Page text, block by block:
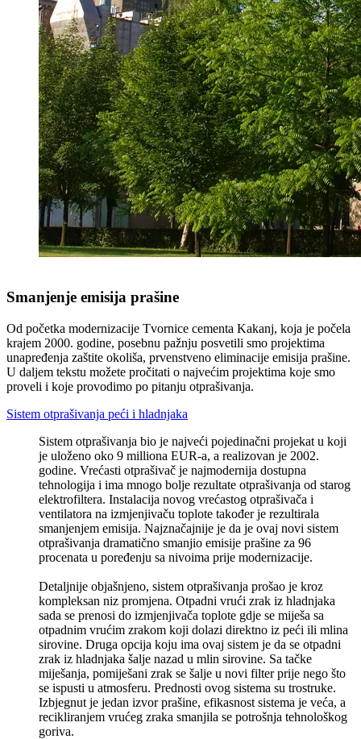
Smanjenje emisija prašine
Od početka modernizacije Tvornice cementa Kakanj, koja je počela
krajem 2000. godine, posebnu pažnju posvetili smo projektima
unapređenja zaštite okoliša, prvenstveno eliminacije emisija prašine.
U daljem tekstu možete pročitati o najvećim projektima koje smo
proveli i koje provodimo po pitanju otprašivanja.
Sistem otprašivanja peći i hladnjaka
Sistem otprašivanja bio je najveći pojedinačni projekat u koji
je uloženo oko 9 milliona EUR-a, a realizovan je 2002.
godine. Vrećasti otprašivač je najmodernija dostupna
tehnologija i ima mnogo bolje rezultate otprašivanja od starog
elektrofiltera. Instalacija novog vrećastog otprašivača i
ventilatora na izmjenjivaču toplote također je rezultirala
smanjenjem emisija. Najznačajnije je da je ovaj novi sistem
otprašivanja dramatično smanjio emisije prašine za 96
procenata u poređenju sa nivoima prije modernizacije.
Detaljnije objašnjeno, sistem otprašivanja prošao je kroz
kompleksan niz promjena. Otpadni vrući zrak iz hladnjaka
sada se prenosi do izmjenjivača toplote gdje se miješa sa
otpadnim vrućim zrakom koji dolazi direktno iz peći ili mlina
sirovine. Druga opcija koju ima ovaj sistem je da se otpadni
zrak iz hladnjaka šalje nazad u mlin sirovine. Sa tačke
miješanja, pomiješani zrak se šalje u novi filter prije nego što
se ispusti u atmosferu. Prednosti ovog sistema su trostruke.
Izbjegnut je jedan izvor prašine, efikasnost sistema je veća, a
recikliranjem vrućeg zraka smanjila se potrošnja tehnološkog
goriva.